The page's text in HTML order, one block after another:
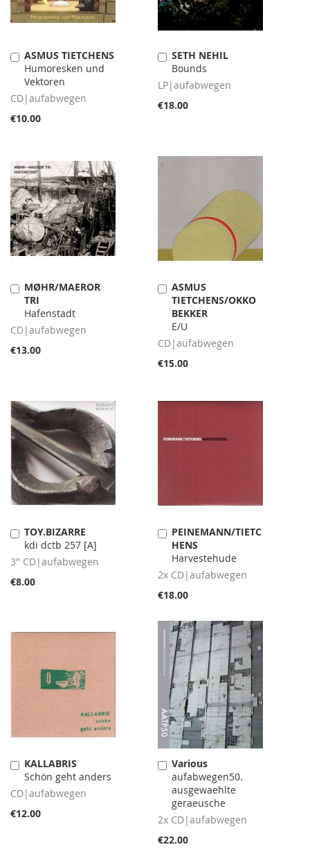
ASMUS TIETCHENS
Humoresken und
Vektoren
CD|aufabwegen
€10.00
Add
to
Cart
SETH NEHIL
Bounds
LP|aufabwegen
€18.00
Add
to
Cart
MØHR/MAEROR
TRI
Hafenstadt
CD|aufabwegen
€13.00
Add
to
Cart
ASMUS
TIETCHENS/OKKO
BEKKER
E/U
CD|aufabwegen
€15.00
Add
to
Cart
TOY.BIZARRE
kdi dctb 257 [A]
3" CD|aufabwegen
€8.00
Add
to
Cart
PEINEMANN/TIETC
HENS
Harvestehude
2x CD|aufabwegen
€18.00
Add
to
Cart
KALLABRIS
Schön geht anders
CD|aufabwegen
€12.00
Add
to
Cart
Various
aufabwegen50.
ausgewaehlte
geraeusche
2x CD|aufabwegen
€22.00
Add
to
Cart